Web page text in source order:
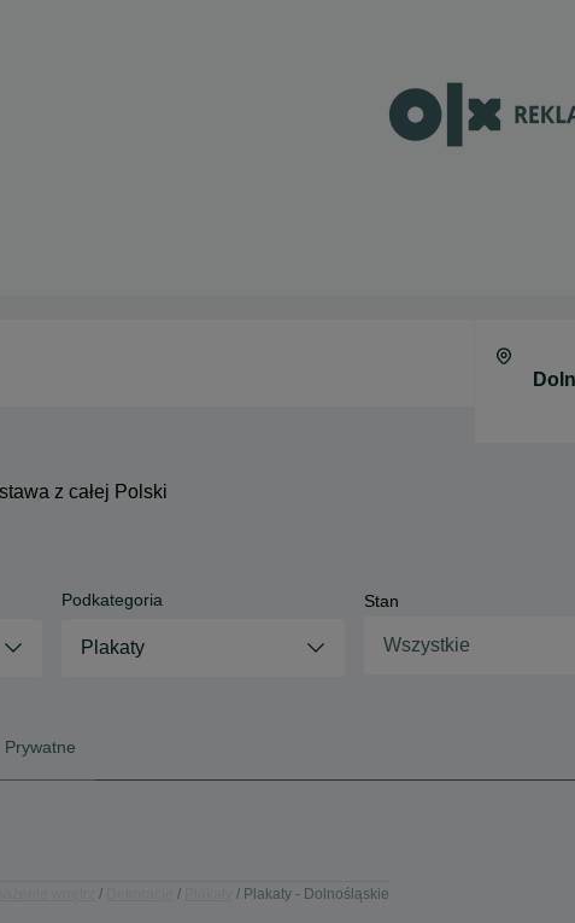
z całej Polski
Podkategoria
Plakaty
Stan
Wszystkie
Prywatne
Plakaty - Dolnośląskie